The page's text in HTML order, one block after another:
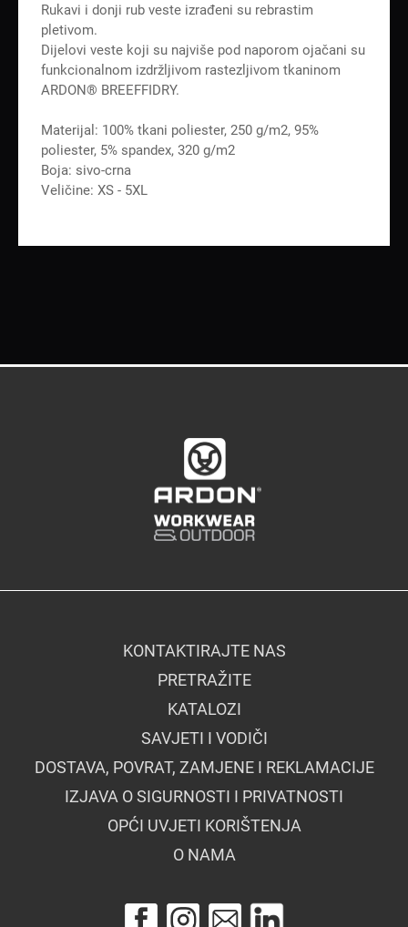
Rukavi i donji rub veste izrađeni su rebrastim
pletivom.
Dijelovi veste koji su najviše pod naporom ojačani su
funkcionalnom izdržljivom rastezljivom tkaninom
ARDON® BREEFFIDRY.
Materijal: 100% tkani poliester, 250 g/m2, 95%
poliester, 5% spandex, 320 g/m2
Boja: sivo-crna
Veličine: XS - 5XL
KONTAKTIRAJTE NAS
PRETRAŽITE
KATALOZI
SAVJETI I VODIČI
DOSTAVA, POVRAT, ZAMJENE I REKLAMACIJE
IZJAVA O SIGURNOSTI I PRIVATNOSTI
OPĆI UVJETI KORIŠTENJA
O NAMA